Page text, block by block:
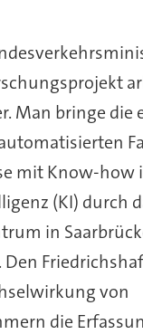
Man bringe die
mit Know-how
(KI) durch
in
Den
von
die